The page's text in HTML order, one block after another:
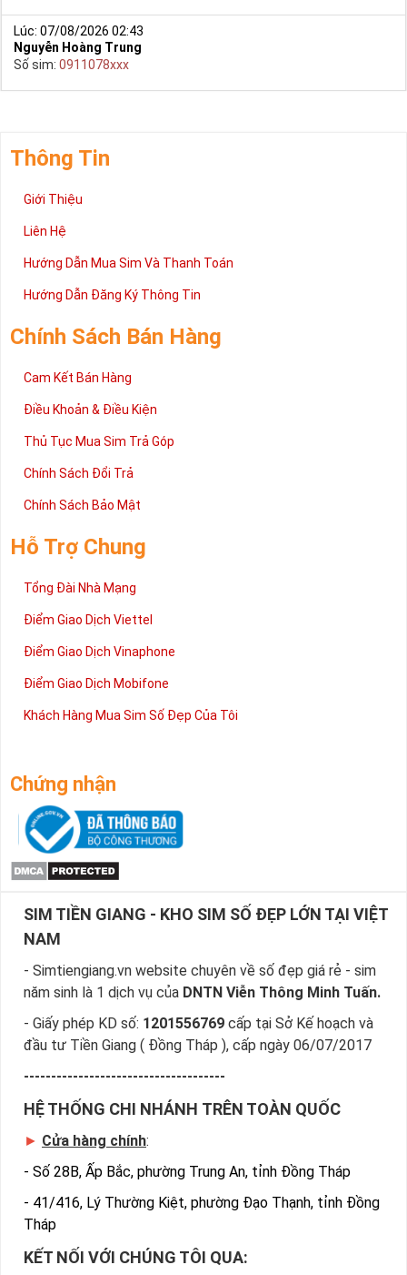
Lúc: 07/08/2026 02:43
Nguyễn Hoàng Trung
Số sim: 0911078xxx
Thông Tin
Giới Thiệu
Liên Hệ
Hướng Dẫn Mua Sim Và Thanh Toán
Hướng Dẫn Đăng Ký Thông Tin
Chính Sách Bán Hàng
Cam Kết Bán Hàng
Điều Khoản & Điều Kiện
Thủ Tục Mua Sim Trả Góp
Chính Sách Đổi Trả
Chính Sách Bảo Mật
Hỗ Trợ Chung
Tổng Đài Nhà Mạng
Điểm Giao Dịch Viettel
Điểm Giao Dịch Vinaphone
Điểm Giao Dịch Mobifone
Khách Hàng Mua Sim Số Đẹp Của Tôi
Chứng nhận
SIM TIỀN GIANG - KHO SIM SỐ ĐẸP LỚN TẠI VIỆT
NAM
- Simtiengiang.vn website chuyên về số đẹp giá rẻ - sim
năm sinh là 1 dịch vụ của DNTN Viễn Thông Minh Tuấn.
- Giấy phép KD số: 1201556769 cấp tại Sở Kế hoạch và
đầu tư Tiền Giang ( Đồng Tháp ), cấp ngày 06/07/2017
-------------------------------------
HỆ THỐNG CHI NHÁNH TRÊN TOÀN QUỐC
► Cửa hàng chính:
- Số 28B, Ấp Bắc, phường Trung An, tỉnh Đồng Tháp
- 41/416, Lý Thường Kiệt, phường Đạo Thạnh, tỉnh Đồng
Tháp
KẾT NỐI VỚI CHÚNG TÔI QUA: